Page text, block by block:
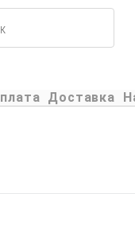
Доставка